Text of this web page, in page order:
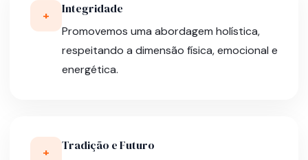
+ Integridade
Promovemos uma abordagem holística,
respeitando a dimensão física, emocional e
energética.
+ Tradição e Futuro